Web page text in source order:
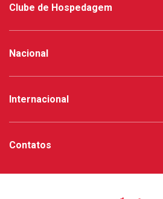
Clube de Hospedagem
Nacional
Internacional
Contatos